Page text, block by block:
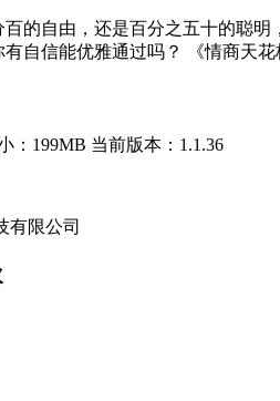
的自由，还是百分之五十的聪
自信能优雅通过吗？ 《情商天
：199MB 当前版本：1.1.36
有限公司